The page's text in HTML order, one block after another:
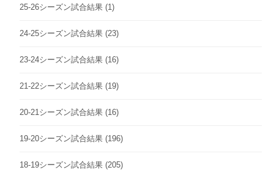
25-26シーズン試合結果 (1)
24-25シーズン試合結果 (23)
23-24シーズン試合結果 (16)
21-22シーズン試合結果 (19)
20-21シーズン試合結果 (16)
19-20シーズン試合結果 (196)
18-19シーズン試合結果 (205)